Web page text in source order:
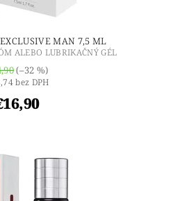
MAN 7,5 ML
ALEBO LUBRIKAČNÝ GÉL
(–32 %)
bez DPH